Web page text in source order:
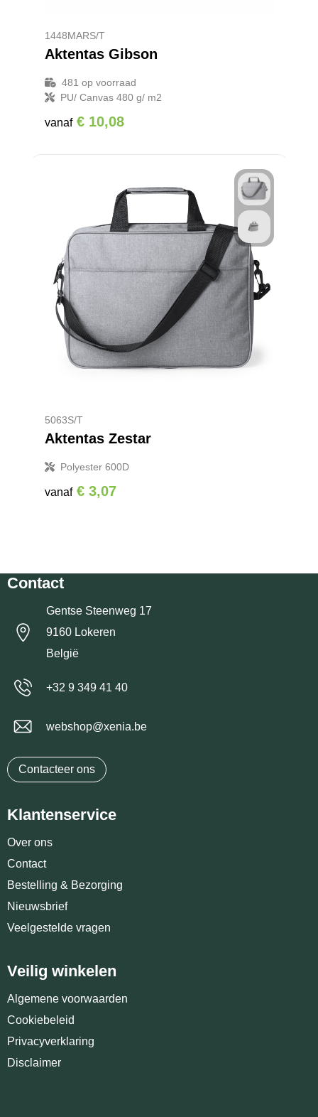
1448MARS/T
Aktentas Gibson
481 op voorraad
PU/ Canvas 480 g/ m2
vanaf € 10,08
5063S/T
Aktentas Zestar
Polyester 600D
vanaf € 3,07
Contact
Gentse Steenweg 17
9160 Lokeren
België
+32 9 349 41 40
webshop@xenia.be
Contacteer ons
Klantenservice
Over ons
Contact
Bestelling & Bezorging
Nieuwsbrief
Veelgestelde vragen
Veilig winkelen
Algemene voorwaarden
Cookiebeleid
Privacyverklaring
Disclaimer